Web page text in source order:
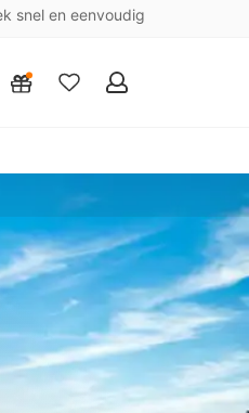
snel en eenvoudig
Mijn